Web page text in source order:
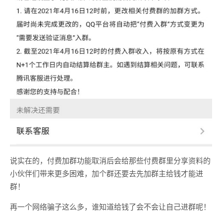
说实在的，付费加群功能取消后会给那些付费群里分享资料的
小伙伴们带来更多困难，加个群还要去先加群主给钱才能进
群！
再一个网络骗子这么多，谁知道给钱了会不会让自己进群呢！